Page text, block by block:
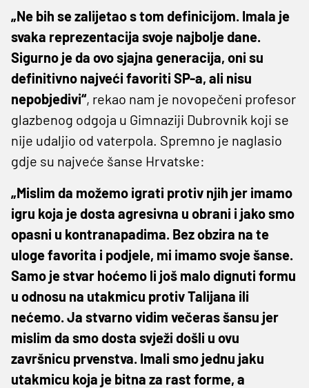
„Ne bih se zalijetao s tom definicijom. Imala je
svaka reprezentacija svoje najbolje dane.
Sigurno je da ovo sjajna generacija, oni su
definitivno najveći favoriti SP-a, ali nisu
nepobjedivi“, rekao nam je novopečeni profesor
glazbenog odgoja u Gimnaziji Dubrovnik koji se
nije udaljio od vaterpola. Spremno je naglasio
gdje su najveće šanse Hrvatske:
„Mislim da možemo igrati protiv njih jer imamo
igru koja je dosta agresivna u obrani i jako smo
opasni u kontranapadima. Bez obzira na te
uloge favorita i podjele, mi imamo svoje šanse.
Samo je stvar hoćemo li još malo dignuti formu
u odnosu na utakmicu protiv Talijana ili
nećemo. Ja stvarno vidim večeras šansu jer
mislim da smo dosta svježi došli u ovu
završnicu prvenstva. Imali smo jednu jaku
utakmicu koja je bitna za rast forme, a